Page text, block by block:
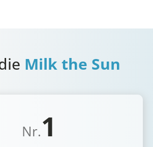
Milk the Sun
Nr.1